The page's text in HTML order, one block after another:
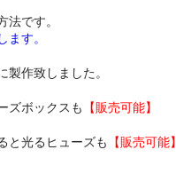
です。
す。
作致しました。
ズボックスも 【販売可能】
と光るヒューズも 【販売可能】